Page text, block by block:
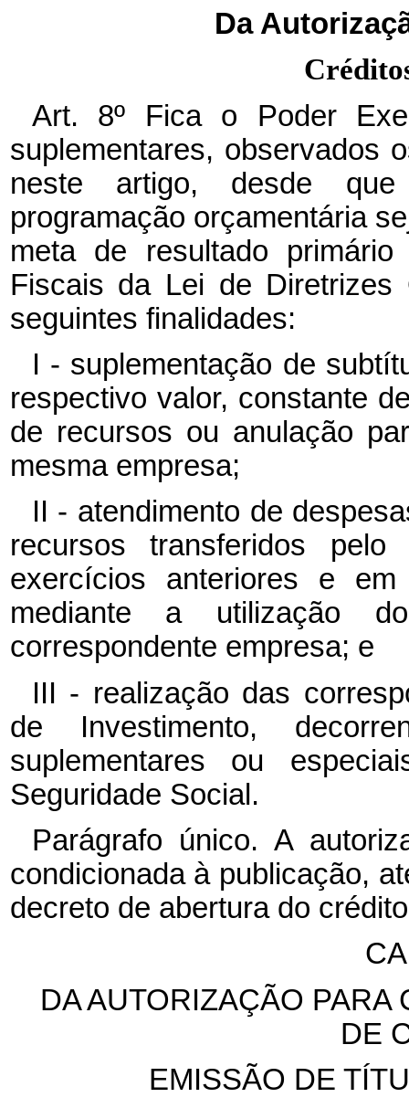
Da
Art. 8º Fica o Poder
suplementares, observados
neste artigo, desde
programação orçamentária
meta de resultado
Fiscais da Lei de Diretrizes
seguintes finalidades:
I - suplementação de
respectivo valor, constante
de recursos ou anulação
mesma empresa;
II - atendimento de
recursos transferidos
exercícios anteriores e
mediante a utilização
correspondente empresa; e
III - realização das
de Investimento,
suplementares ou
Seguridade Social.
Parágrafo único. A
condicionada à publicação,
decreto de abertura do
DA AUTORIZAÇÃO
DE
EMISSÃO DE